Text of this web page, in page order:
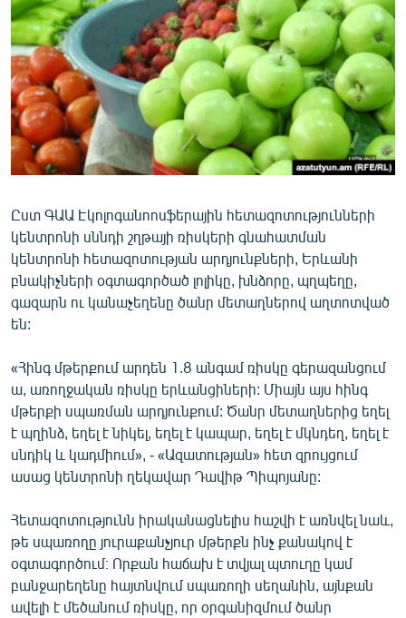
ՄԻՋԱԶԳԱՅԻՆ
ՄՇԱԿՈՒՅԹ
ՍՊՈՐՏ
ՄԵԿՆԱԲԱՆՈՒԹՅՈՒՆ
ՏՏ ԵՒ ԻՆՏԵՐՆԵՏ
ԱՐԽԻՎ
ՏԵՍԱՆՅՈՒԹԵՐ
ԲԱՆԱՎԵՃ
ՁԳՏԵԼՈՎ ԼԱՎԱԳՈՒՅՆԻՆ
Հայերեն
English
Русский
Ըստ ԳԱԱ Էկոլոգանոոսֆերային հետազոտությունների
կենտրոնի սննդի շղթայի ռիսկերի գնահատման
կենտրոնի հետազոտության արդյունքների, Երևանի
բնակիչների օգտագործած լոլիկը, խնձորը, պղպեղը,
գազարն ու կանաչեղենը ծանր մետաղներով աղտոտված
են:
«Հինգ մթերքում արդեն 1.8 անգամ ռիսկը գերազանցում
ա, առողջական ռիսկը երևանցիների: Միայն այս հինգ
մթերքի սպառման արդյունքում: Ծանր մետաղներից եղել
է պղինձ, եղել է նիկել, եղել է կապար, եղել է մկնդեղ, եղել է
սնդիկ և կադմիում», - «Ազատության» հետ զրույցում
ասաց կենտրոնի ղեկավար Դավիթ Պիպոյանը:
Հետազոտությունն իրականացնելիս հաշվի է առնվել նաև,
թե սպառողը յուրաքանչյուր մթերքն ինչ քանակով է
օգտագործում։ Որքան հաճախ է տվյալ պտուղը կամ
բանջարեղենը հայտնվում սպառողի սեղանին, այնքան
ավելի է մեծանում ռիսկը, որ օրգանիզմում ծանր